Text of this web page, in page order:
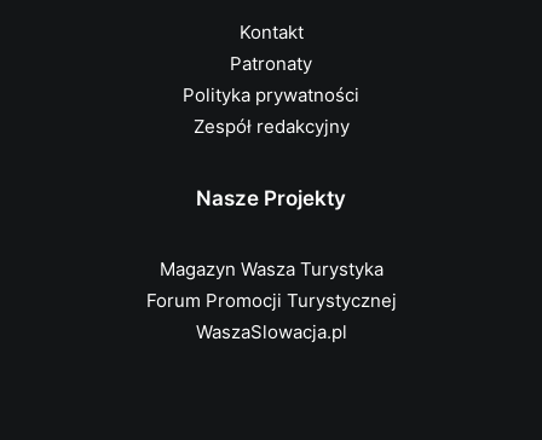
Kontakt
Patronaty
Polityka prywatności
Zespół redakcyjny
Nasze Projekty
Magazyn Wasza Turystyka
Forum Promocji Turystycznej
WaszaSlowacja.pl